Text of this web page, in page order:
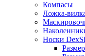
Компасы
Ложка-
Носки